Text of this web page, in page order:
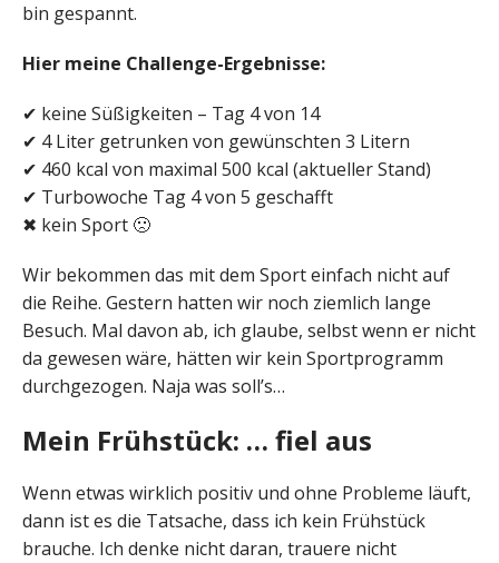
bin gespannt.
Hier meine Challenge-Ergebnisse:
✔ keine Süßigkeiten – Tag 4 von 14
✔ 4 Liter getrunken von gewünschten 3 Litern
✔ 460 kcal von maximal 500 kcal (aktueller Stand)
✔ Turbowoche Tag 4 von 5 geschafft
✖ kein Sport 🙁
Wir bekommen das mit dem Sport einfach nicht auf
die Reihe. Gestern hatten wir noch ziemlich lange
Besuch. Mal davon ab, ich glaube, selbst wenn er nicht
da gewesen wäre, hätten wir kein Sportprogramm
durchgezogen. Naja was soll’s…
Mein Frühstück: … fiel aus
Wenn etwas wirklich positiv und ohne Probleme läuft,
dann ist es die Tatsache, dass ich kein Frühstück
brauche. Ich denke nicht daran, trauere nicht